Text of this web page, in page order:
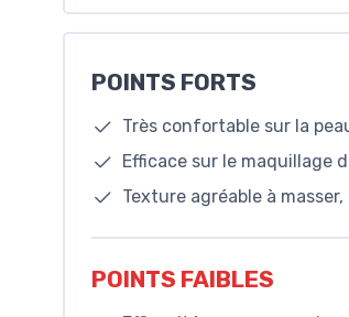
POINTS FORTS
Très confortable sur la
Efficace sur le maquillage
Texture agréable à
POINTS FAIBLES